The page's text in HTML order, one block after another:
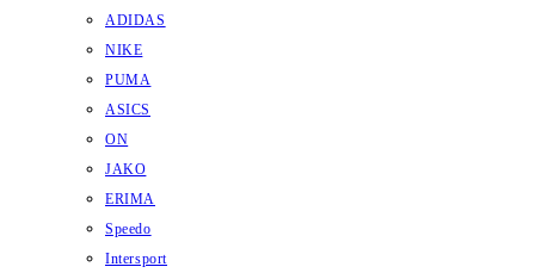
ADIDAS
NIKE
PUMA
ASICS
ON
JAKO
ERIMA
Speedo
Intersport